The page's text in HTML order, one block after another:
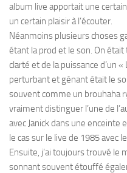
album live apportait une
un certain plaisir à l’écouter.
Néanmoins plusieurs choses
étant la prod et le son. On
clarté et de la puissance d’un
perturbant et génant était le
souvent comme un brouhaha
vraiment distinguer l’une de
avec Janick dans une enceinte
le cas sur le live de 1985 avec
Ensuite, j’ai toujours trouvé le
sonnant souvent étouffé